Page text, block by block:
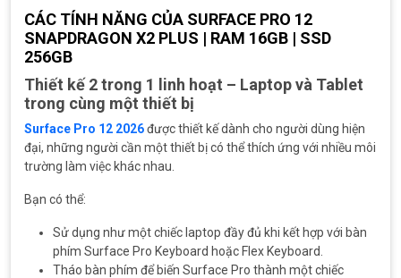
CÁC TÍNH NĂNG CỦA SURFACE PRO 12
SNAPDRAGON X2 PLUS | RAM 16GB | SSD
256GB
Thiết kế 2 trong 1 linh hoạt – Laptop và Tablet
trong cùng một thiết bị
Surface Pro 12 2026được thiết kế dành cho người dùng hiện
đại, những người cần một thiết bị có thể thích ứng với nhiều môi
trường làm việc khác nhau.
Bạn có thể:
Sử dụng như một chiếc laptop đầy đủ khi kết hợp với bàn
phím Surface Pro Keyboard hoặc Flex Keyboard.
Tháo bàn phím để biến Surface Pro thành một chiếc